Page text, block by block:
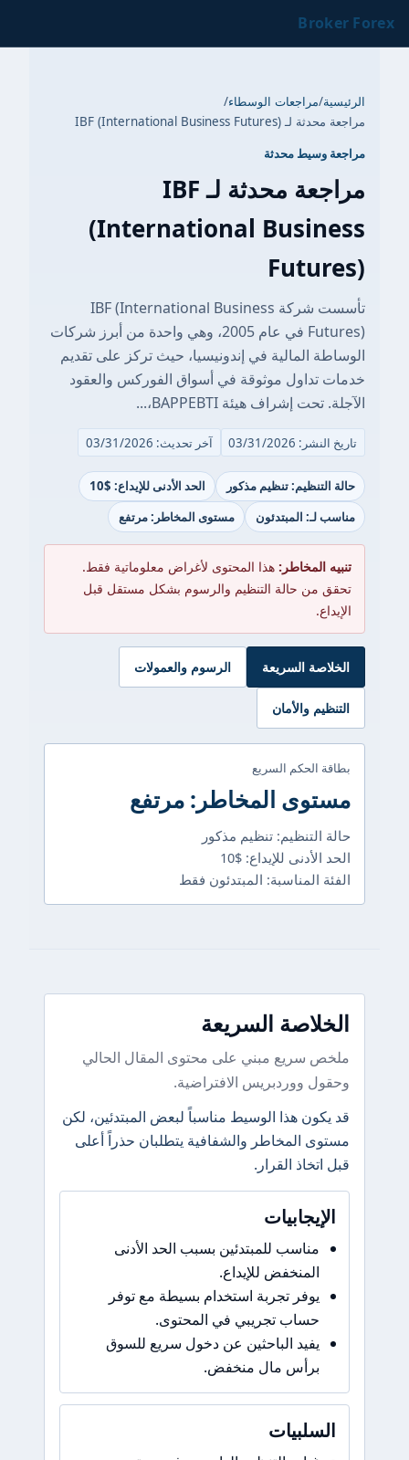
Broker Forex
الرئيسية/مراجعات الوسطاء/
مراجعة محدثة لـ IBF (International Business Futures)
مراجعة وسيط محدثة
مراجعة محدثة لـ IBF
(International Business
Futures)
تأسست شركة IBF (International Business
Futures) في عام 2005، وهي واحدة من أبرز شركات
الوساطة المالية في إندونيسيا، حيث تركز على تقديم
خدمات تداول موثوقة في أسواق الفوركس والعقود
الآجلة. تحت إشراف هيئة BAPPEBTI،...
تاريخ النشر: 03/31/2026 آخر تحديث: 03/31/2026
حالة التنظيم: تنظيم مذكور
الحد الأدنى للإيداع: $10
مناسب لـ: المبتدئون
مستوى المخاطر: مرتفع
تنبيه المخاطر: هذا المحتوى لأغراض معلوماتية فقط.
تحقق من حالة التنظيم والرسوم بشكل مستقل قبل
الإيداع.
الخلاصة السريعة الرسوم والعمولات
التنظيم والأمان
بطاقة الحكم السريع
مستوى المخاطر: مرتفع
حالة التنظيم: تنظيم مذكور
الحد الأدنى للإيداع: $10
الفئة المناسبة: المبتدئون فقط
الخلاصة السريعة
ملخص سريع مبني على محتوى المقال الحالي
وحقول ووردبريس الافتراضية.
قد يكون هذا الوسيط مناسباً لبعض المبتدئين، لكن
مستوى المخاطر والشفافية يتطلبان حذراً أعلى
قبل اتخاذ القرار.
الإيجابيات
مناسب للمبتدئين بسبب الحد الأدنى
المنخفض للإيداع.
يوفر تجربة استخدام بسيطة مع توفر
حساب تجريبي في المحتوى.
يفيد الباحثين عن دخول سريع للسوق
برأس مال منخفض.
السلبيات